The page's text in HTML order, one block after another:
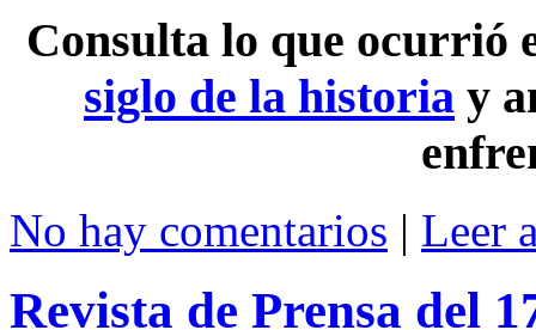
Consulta lo que ocurrió
siglo de la historia y
No hay comentarios | Leer
Revista de Prensa del